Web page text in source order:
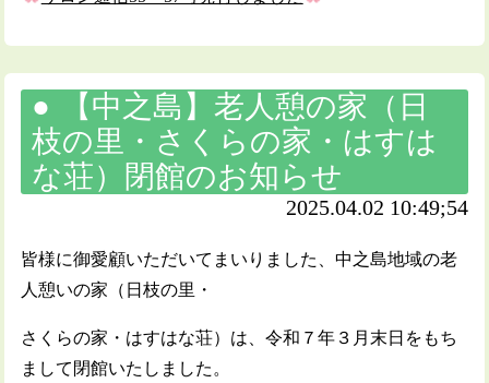
【中之島】老人憩の家（日
枝の里・さくらの家・はすは
な荘）閉館のお知らせ
2025.04.02 10:49;54
皆様に御愛顧いただいてまいりました、中之島地域の老
人憩いの家（日枝の里・
さくらの家・はすはな荘）は、令和７年３月末日をもち
まして閉館いたしました。